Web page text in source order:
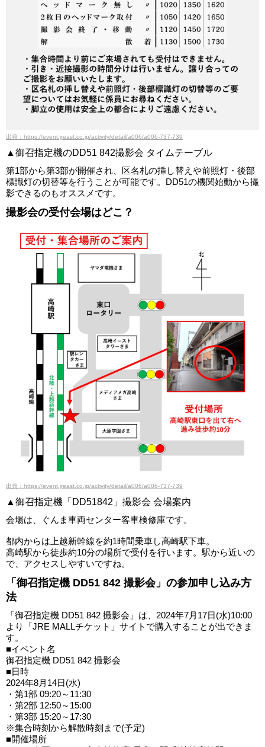
出典：https://event.jreast.co.jp/activity/detail/a006/a006-737-739
▲御召指定機のDD51 842撮影会 タイムテーブル
第1部から第3部が開催され、区名札の挿し替えや前照灯・後部
標識灯の切替等を行うことが可能です。DD51の機関始動から撮
影できるのもオススメです。
撮影会の受付会場はどこ？
出典：https://event.jreast.co.jp/activity/detail/a006/a006-737-739
▲御召指定機「DD51842」撮影会 会場案内
会場は、ぐんま車両センター客車検修庫です。
都内からは上越新幹線を約1時間乗車し高崎駅下車。
高崎駅から徒歩約10分の場所で受付を行います。駅から近いの
で、アクセスしやすいですね。
「御召指定機 DD51 842 撮影会」の参加申し込み方
法
「御召指定機 DD51 842 撮影会」は、2024年7月17日(水)10:00
より「JRE MALLチケット」サイトで購入することが出できま
す。
■イベント名
御召指定機 DD51 842 撮影会
■日時
2024年8月14日(水)
・第1部 09:20～11:30
・第2部 12:50～15:00
・第3部 15:20～17:30
※集合時刻から解散時刻まで(予定)
■開催場所